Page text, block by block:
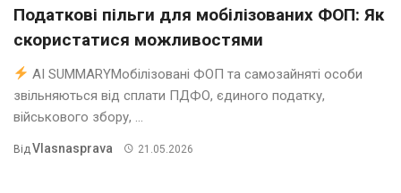
Податкові пільги для мобілізованих ФОП: Як
скористатися можливостями
AI SUMMARYМобілізовані ФОП та самозайняті особи
звільняються від сплати ПДФО, єдиного податку,
військового збору, ...
Від Vlasnasprava 21.05.2026